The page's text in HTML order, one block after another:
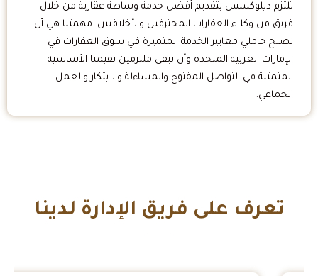
تلتزم ديلوكسس بتقديم أفضل خدمة وساطة عقارية من خلال
فريق من وكلاء العقارات المحترفين والأخلاقيين. مهمتنا هي أن
نصبح حاملي معايير الخدمة المتميزة في سوق العقارات في
الإمارات العربية المتحدة وأن نبقى ملتزمين بقيمنا الأساسية
المتمثلة في التواصل المفتوح والمساءلة والابتكار والعمل
الجماعي.
تعرف على فريق الإدارة لدينا